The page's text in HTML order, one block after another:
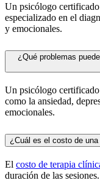
Un psicólogo
especializado en el
y emocionales.
¿Qué problemas
Un psicólogo
como la ansiedad,
emocionales.
¿Cuál es el costo de
El costo de terapia
duración de las